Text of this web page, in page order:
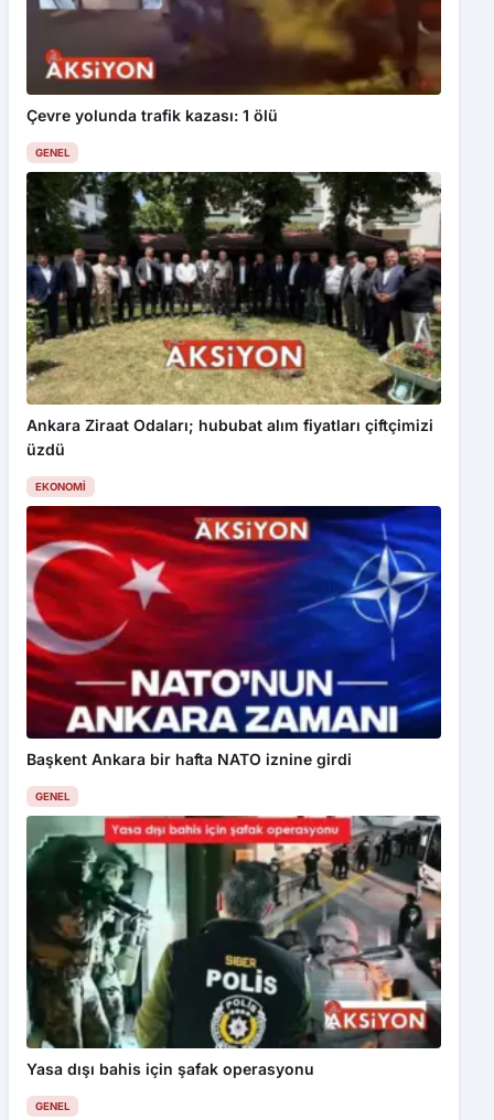
Çevre yolunda trafik kazası: 1 ölü
GENEL
Ankara Ziraat Odaları; hububat alım fiyatları çiftçimizi
üzdü
EKONOMI
Başkent Ankara bir hafta NATO iznine girdi
GENEL
Yasa dışı bahis için şafak operasyonu
GENEL